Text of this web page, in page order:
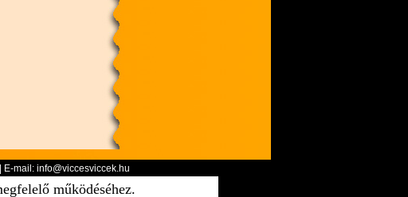
| E-mail: info@viccesviccek.hu
működéséhez.